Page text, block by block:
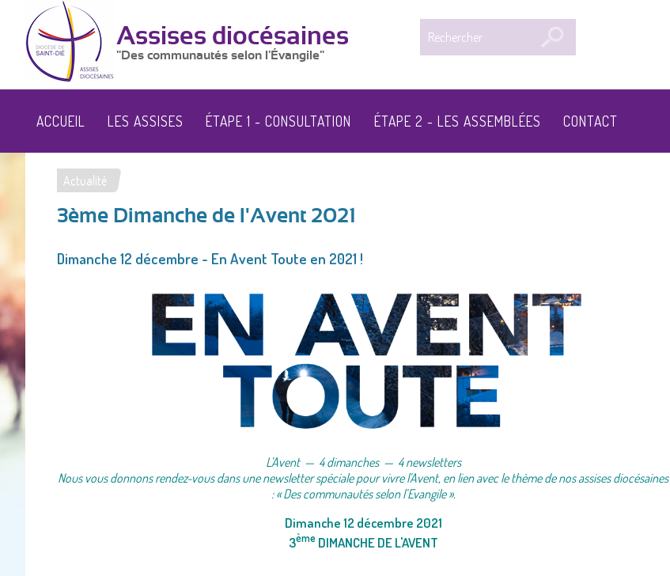
Assises diocésaines
"Des communautés selon l'Évangile"
ACCUEIL LES ASSISES ÉTAPE 1 - CONSULTATION ÉTAPE 2 - LES ASSEMBLÉES CONTACT
Vous
êtes
ici
Actualité
3ème Dimanche de l'Avent 2021
Dimanche 12 décembre - En Avent Toute en 2021 !
L'Avent — 4 dimanches — 4 newsletters
Nous vous donnons rendez-vous dans une newsletter spéciale pour vivre l'Avent, en lien avec le thème de nos assises diocésaines
: « Des communautés selon l’Evangile ».
Dimanche 12 décembre 2021
3ème DIMANCHE DE L'AVENT